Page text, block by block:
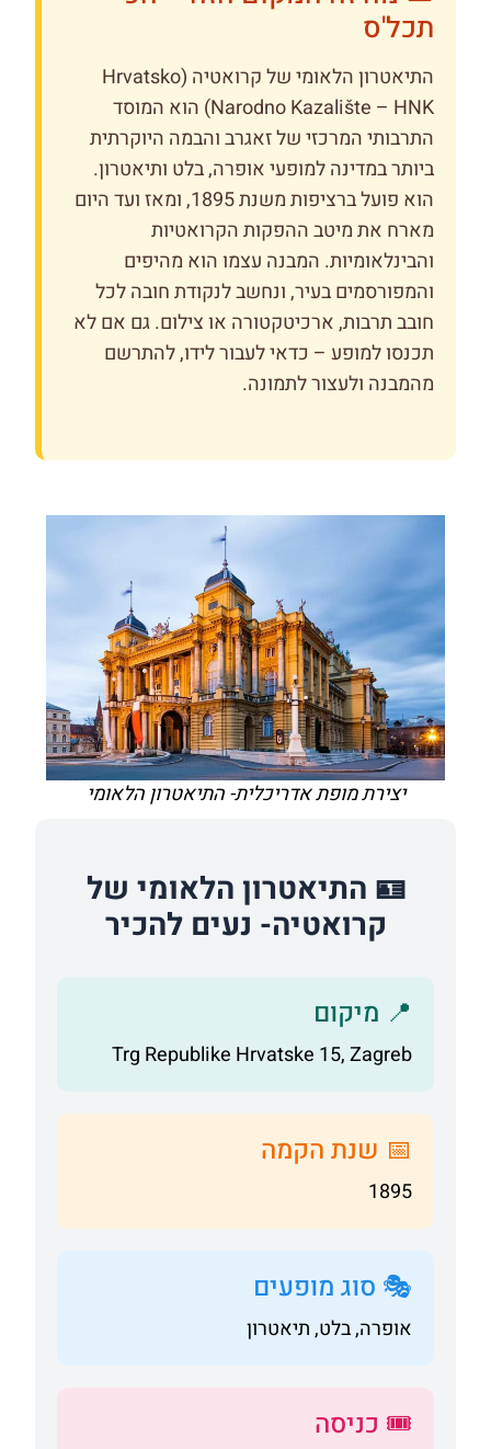
תכל'ס
התיאטרון הלאומי של קרואטיה (Hrvatsko
Narodno Kazalište – HNK) הוא המוסד
התרבותי המרכזי של זאגרב והבמה היוקרתית
ביותר במדינה למופעי אופרה, בלט ותיאטרון.
הוא פועל ברציפות משנת 1895, ומאז ועד היום
מארח את מיטב ההפקות הקרואטיות
והבינלאומיות. המבנה עצמו הוא מהיפים
והמפורסמים בעיר, ונחשב לנקודת חובה לכל
חובב תרבות, ארכיטקטורה או צילום. גם אם לא
תכנסו למופע – כדאי לעבור לידו, להתרשם
מהמבנה ולעצור לתמונה.
יצירת מופת אדריכלית- התיאטרון הלאומי
🪪 התיאטרון הלאומי של
קרואטיה- נעים להכיר
📍 מיקום
Trg Republike Hrvatske 15, Zagreb
📅 שנת הקמה
1895
🎭 סוג מופעים
אופרה, בלט, תיאטרון
🎟️ כניסה